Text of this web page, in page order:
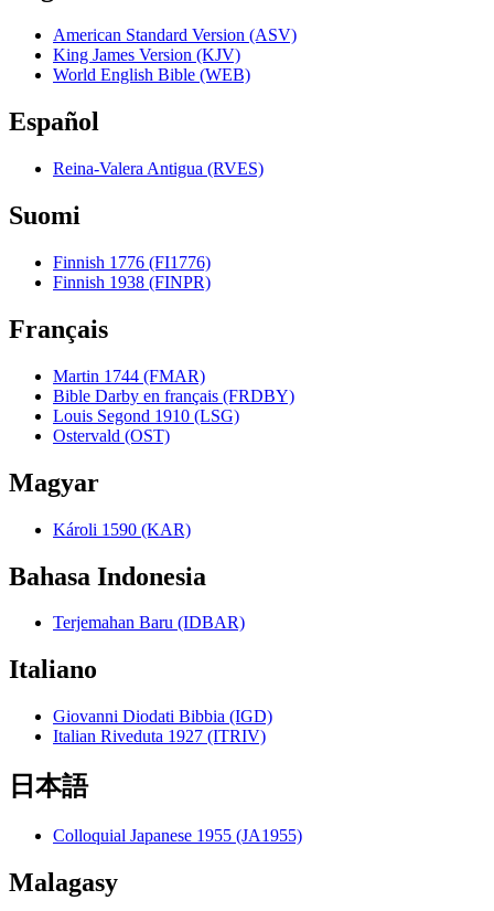
American Standard Version (ASV)
King James Version (KJV)
World English Bible (WEB)
Español
Reina-Valera Antigua (RVES)
Suomi
Finnish 1776 (FI1776)
Finnish 1938 (FINPR)
Français
Martin 1744 (FMAR)
Bible Darby en français (FRDBY)
Louis Segond 1910 (LSG)
Ostervald (OST)
Magyar
Károli 1590 (KAR)
Bahasa Indonesia
Terjemahan Baru (IDBAR)
Italiano
Giovanni Diodati Bibbia (IGD)
Italian Riveduta 1927 (ITRIV)
日本語
Colloquial Japanese 1955 (JA1955)
Malagasy